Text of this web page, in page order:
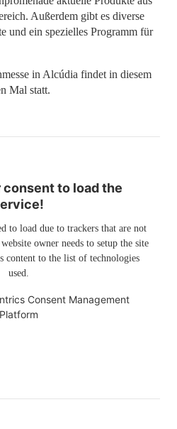
Außerdem gibt es diverse
und ein spezielles Programm für
in Alcúdia findet in diesem
Mal statt.
consent to load the
to load due to trackers that are not
owner needs to setup the site
content to the list of technologies
used.
Consent Management
Platform